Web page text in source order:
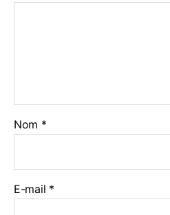
Nom *
E-mail *